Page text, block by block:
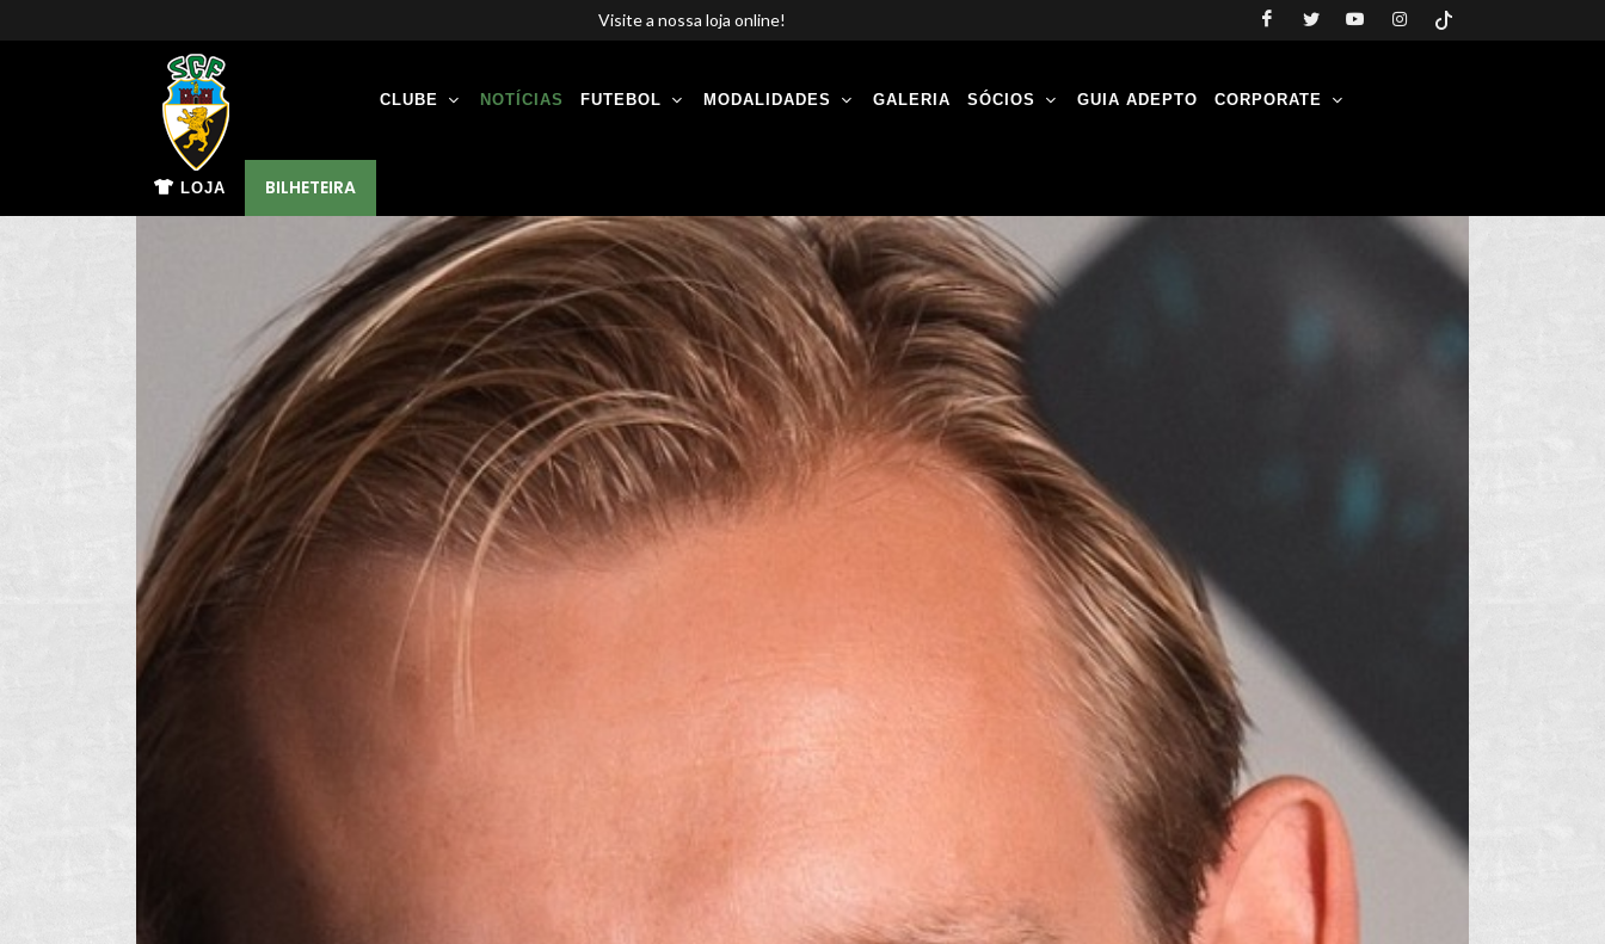
Visite a nossa loja online!
LOJA BILHETEIRA
CLUBE NOTÍCIAS FUTEBOL MODALIDADES GALERIA SÓCIOS GUIA ADEPTO CORPORATE